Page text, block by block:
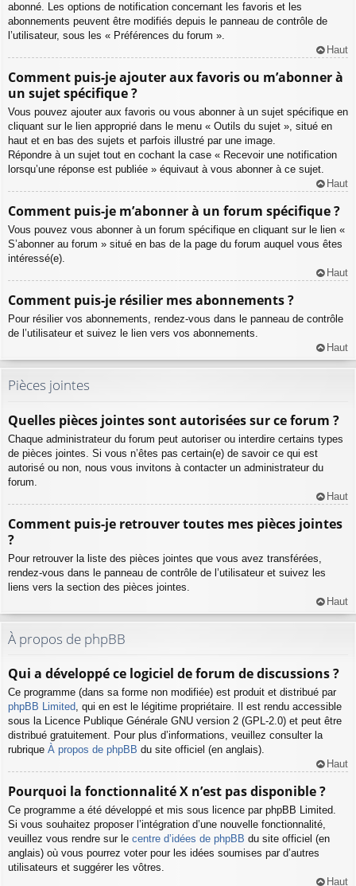
abonné. Les options de notification concernant les favoris et les
abonnements peuvent être modifiés depuis le panneau de contrôle de
l’utilisateur, sous les « Préférences du forum ».
Haut
Comment puis-je ajouter aux favoris ou m’abonner à
un sujet spécifique ?
Vous pouvez ajouter aux favoris ou vous abonner à un sujet spécifique en
cliquant sur le lien approprié dans le menu « Outils du sujet », situé en
haut et en bas des sujets et parfois illustré par une image.
Répondre à un sujet tout en cochant la case « Recevoir une notification
lorsqu’une réponse est publiée » équivaut à vous abonner à ce sujet.
Haut
Comment puis-je m’abonner à un forum spécifique ?
Vous pouvez vous abonner à un forum spécifique en cliquant sur le lien «
S’abonner au forum » situé en bas de la page du forum auquel vous êtes
intéressé(e).
Haut
Comment puis-je résilier mes abonnements ?
Pour résilier vos abonnements, rendez-vous dans le panneau de contrôle
de l’utilisateur et suivez le lien vers vos abonnements.
Haut
Pièces jointes
Quelles pièces jointes sont autorisées sur ce forum ?
Chaque administrateur du forum peut autoriser ou interdire certains types
de pièces jointes. Si vous n’êtes pas certain(e) de savoir ce qui est
autorisé ou non, nous vous invitons à contacter un administrateur du
forum.
Haut
Comment puis-je retrouver toutes mes pièces jointes
?
Pour retrouver la liste des pièces jointes que vous avez transférées,
rendez-vous dans le panneau de contrôle de l’utilisateur et suivez les
liens vers la section des pièces jointes.
Haut
À propos de phpBB
Qui a développé ce logiciel de forum de discussions ?
Ce programme (dans sa forme non modifiée) est produit et distribué par
phpBB Limited, qui en est le légitime propriétaire. Il est rendu accessible
sous la Licence Publique Générale GNU version 2 (GPL-2.0) et peut être
distribué gratuitement. Pour plus d’informations, veuillez consulter la
rubrique À propos de phpBB du site officiel (en anglais).
Haut
Pourquoi la fonctionnalité X n’est pas disponible ?
Ce programme a été développé et mis sous licence par phpBB Limited.
Si vous souhaitez proposer l’intégration d’une nouvelle fonctionnalité,
veuillez vous rendre sur le centre d’idées de phpBB du site officiel (en
anglais) où vous pourrez voter pour les idées soumises par d’autres
utilisateurs et suggérer les vôtres.
Haut